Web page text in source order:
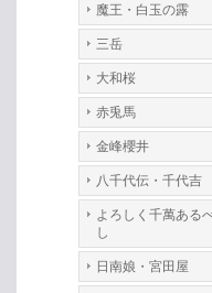
魔王・白玉の露
三岳
大和桜
赤兎馬
金峰櫻井
八千代伝・千代吉
よろしく千萬ある
し
日南娘・宮田屋